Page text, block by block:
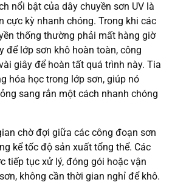
nổi bật của dây chuyền sơn UV là
cực kỳ nhanh chóng. Trong khi các
thống thường phải mất hàng giờ
để lớp sơn khô hoàn toàn, công
giây để hoàn tất quá trình này. Tia
hóa học trong lớp sơn, giúp nó
sang rắn một cách nhanh chóng
chờ đợi giữa các công đoạn sơn
kể tốc độ sản xuất tổng thể. Các
tiếp tục xử lý, đóng gói hoặc vận
không cần thời gian nghỉ để khô.